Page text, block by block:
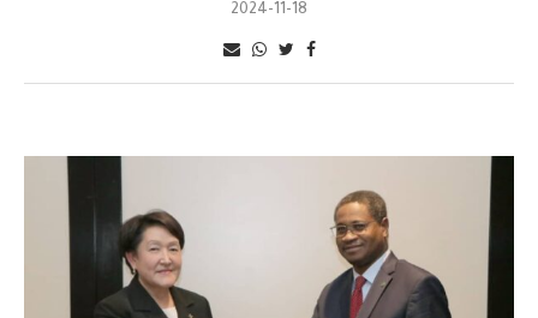
2024-11-18